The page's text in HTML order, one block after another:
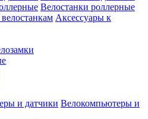
Велостанки роллерные
Аксессуары к
Велокомпьютеры и